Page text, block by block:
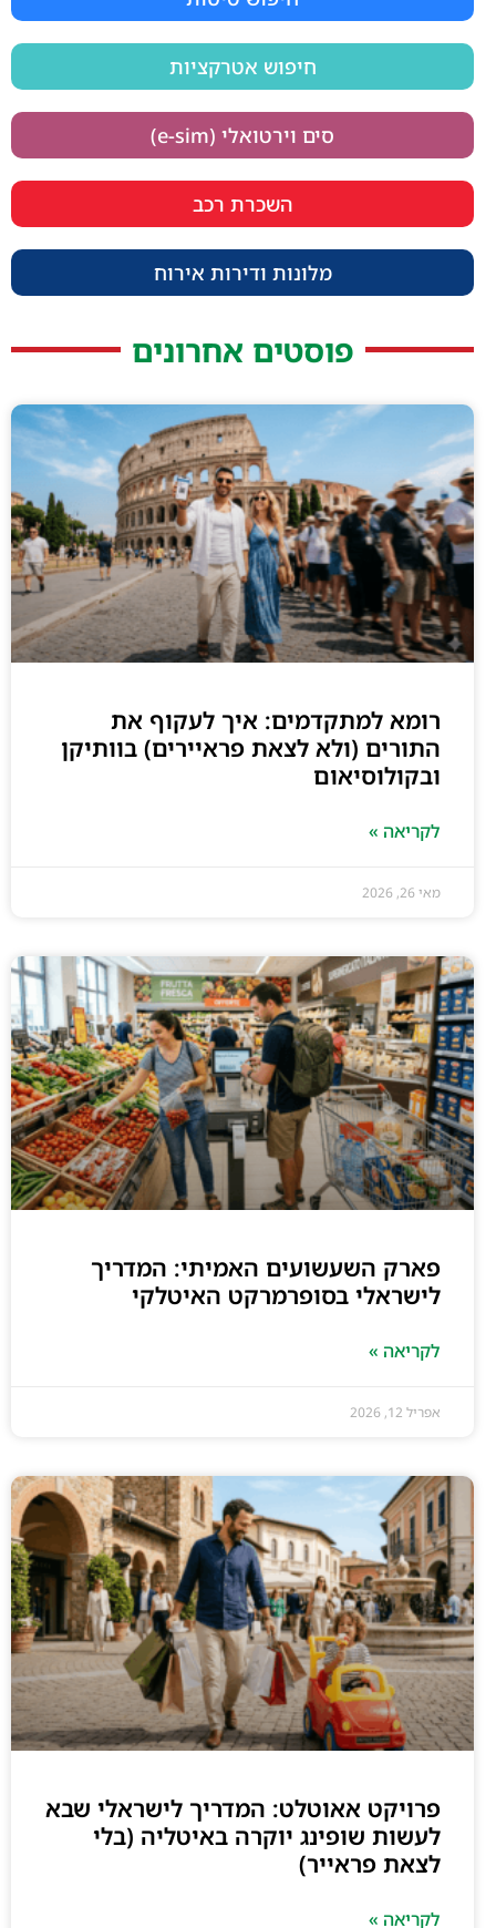
חיפוש אטרקציות
סים וירטואלי (e-sim)
השכרת רכב
מלונות ודירות אירוח
פוסטים אחרונים
רומא למתקדמים: איך לעקוף את
התורים (ולא לצאת פראיירים) בוותיקן
ובקולוסיאום
לקריאה »
מאי 26, 2026
פארק השעשועים האמיתי: המדריך
לישראלי בסופרמרקט האיטלקי
לקריאה »
אפריל 12, 2026
פרויקט אאוטלט: המדריך לישראלי שבא
לעשות שופינג יוקרה באיטליה (בלי
לצאת פראייר)
לקריאה »